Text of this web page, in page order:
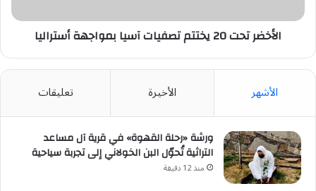
الأخضر تحت 20 يختتم تصفيات آسيا بمواجهة أستراليا
الأشهر الأخيرة تعليقات
ورشة «رحلة القهوة» في قرية آل مساعد
التراثية تُحوّل البن الخولاني إلى تجربة سياحية
منذ 12 دقيقة